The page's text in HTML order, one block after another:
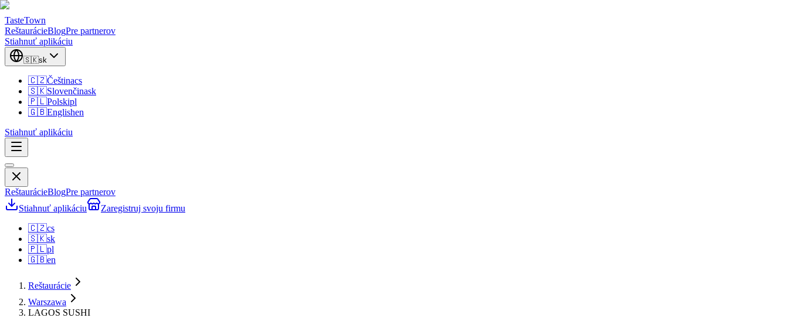
TasteTown
ReštaurácieBlogPre partnerov
Stiahnuť aplikáciu
🇸🇰sk
🇨🇿Češtinacs
🇸🇰Slovenčinask
🇵🇱Polskipl
🇬🇧Englishen
Stiahnuť aplikáciu
ReštaurácieBlogPre partnerov
Stiahnuť aplikáciu
Zaregistruj svoju firmu
🇨🇿cs
🇸🇰sk
🇵🇱pl
🇬🇧en
Reštaurácie
Warszawa
LAGOS SUSHI